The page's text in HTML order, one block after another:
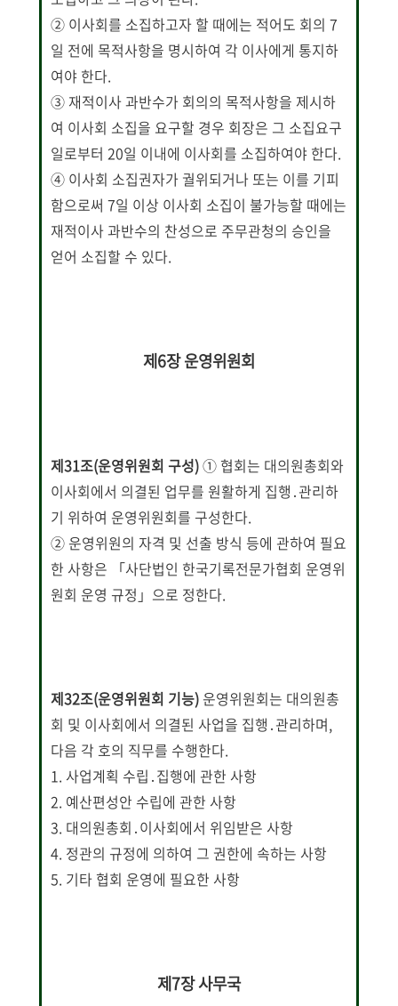
② 이사회를 소집하고자 할 때에는 적어도 회의 7
일 전에 목적사항을 명시하여 각 이사에게 통지하
여야 한다.
③ 재적이사 과반수가 회의의 목적사항을 제시하
여 이사회 소집을 요구할 경우 회장은 그 소집요구
일로부터 20일 이내에 이사회를 소집하여야 한다.
④ 이사회 소집권자가 궐위되거나 또는 이를 기피
함으로써 7일 이상 이사회 소집이 불가능할 때에는
재적이사 과반수의 찬성으로 주무관청의 승인을
얻어 소집할 수 있다.
제6장 운영위원회
제31조(운영위원회 구성)① 협회는 대의원총회와
이사회에서 의결된 업무를 원활하게 집행․관리하
기 위하여 운영위원회를 구성한다.
② 운영위원의 자격 및 선출 방식 등에 관하여 필요
한 사항은 「사단법인 한국기록전문가협회 운영위
원회 운영 규정」으로 정한다.
제32조(운영위원회 기능) 운영위원회는 대의원총
회 및 이사회에서 의결된 사업을 집행․관리하며,
다음 각 호의 직무를 수행한다.
1. 사업계획 수립․집행에 관한 사항
2. 예산편성안 수립에 관한 사항
3. 대의원총회․이사회에서 위임받은 사항
4. 정관의 규정에 의하여 그 권한에 속하는 사항
5. 기타 협회 운영에 필요한 사항
제7장 사무국